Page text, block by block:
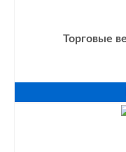
Торговые